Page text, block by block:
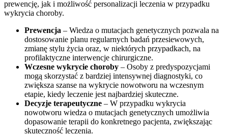
prewencję, jak i możliwość personalizacji leczenia w przypadku
wykrycia choroby.
Prewencja – Wiedza o mutacjach genetycznych pozwala na
dostosowanie planu regularnych badań przesiewowych,
zmianę stylu życia oraz, w niektórych przypadkach, na
profilaktyczne interwencje chirurgiczne.
Wczesne wykrycie choroby – Osoby z predyspozycjami
mogą skorzystać z bardziej intensywnej diagnostyki, co
zwiększa szanse na wykrycie nowotworu na wczesnym
etapie, kiedy leczenie jest najbardziej skuteczne.
Decyzje terapeutyczne – W przypadku wykrycia
nowotworu wiedza o mutacjach genetycznych umożliwia
dopasowanie terapii do konkretnego pacjenta, zwiększając
skuteczność leczenia.